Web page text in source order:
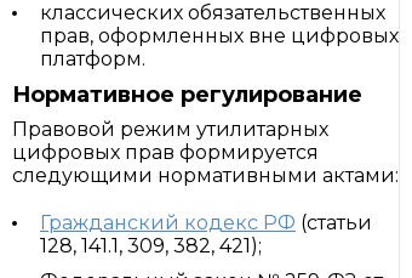
классических обязательственных
прав, оформленных вне цифровых
платформ.
Нормативное регулирование
Правовой режим утилитарных
цифровых прав формируется
следующими нормативными актами:
Гражданский кодекс РФ (статьи
128, 141.1, 309, 382, 421);